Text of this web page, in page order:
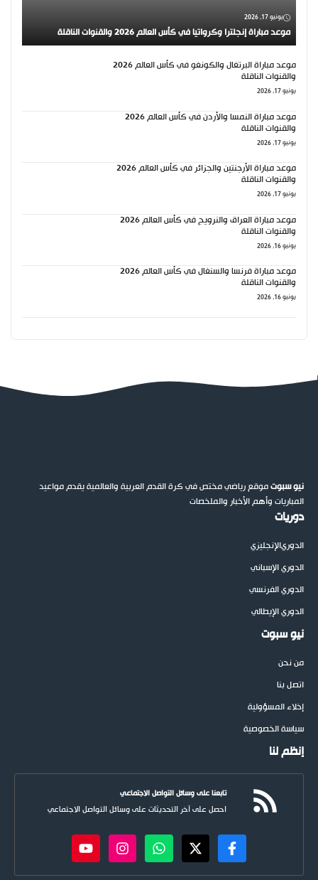
يونيو 17, 2026
موعد مباراة إنجلترا وكرواتيا في كأس العالم 2026 والقنوات الناقلة
موعد مباراة البرتغال والكونغو في كأس العالم 2026
والقنوات الناقلة
يونيو 17, 2026
موعد مباراة النمسا والأردن في كأس العالم 2026
والقنوات الناقلة
يونيو 17, 2026
موعد مباراة الأرجنتين والجزائر في كأس العالم 2026
والقنوات الناقلة
يونيو 17, 2026
موعد مباراة العراق والنرويج في كأس العالم 2026
والقنوات الناقلة
يونيو 16, 2026
موعد مباراة فرنسا والسنغال في كأس العالم 2026
والقنوات الناقلة
يونيو 16, 2026
نيو سبوتموقع رياضي مختص في كرة القدم العربية والعالمية يقدم مواعيد
المباريات وأهم الأخبار والملخصات
دوريات
الدوريالإنجليزي
الدوري الإسباني
الدوري الفرنسي
الدوري الإيطالي
نيو سبوت
من نحن
اتصل بنا
إخلاء المسؤولية
سياسة الخصوصية
إنظم لنا
تابعنا على وسائل التواصل الاجتماعي
احصل على آخر التحديثات على وسائل التواصل الاجتماعي